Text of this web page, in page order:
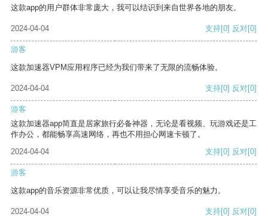
这款app的用户群体非常庞大，我可以结识到来自世界各地的朋友。
2024-04-04 支持[0] 反对[0]
游客
这款加速器VPM应用程序已经为我们带来了无限的流畅体验。
2024-04-04 支持[0] 反对[0]
游客
这款加速器app简直是居家旅行必备神器，无论是看视频、玩游戏还是工
作办公，都能畅享高速网络，再也不用担心网速卡顿了。
2024-04-04
支持[0] 反对[0]
游客
这款app的音乐资源非常优质，可以让我尽情享受音乐的魅力。
2024-04-04 支持[0] 反对[0]